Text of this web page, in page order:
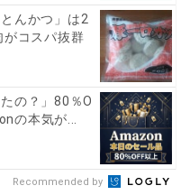
んかつ」は2
がコスパ抜群
の？」80％O
の本気が...
Recommended by